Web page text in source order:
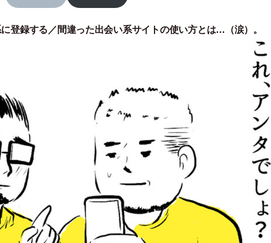
登録する／間違った出会い系サイトの使い方とは…（涙）。